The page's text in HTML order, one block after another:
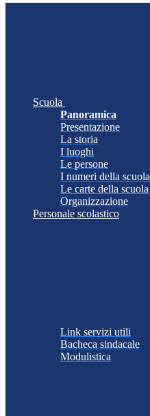
Scuola
Panoramica
Presentazione
La storia
I luoghi
Le persone
I numeri della scuola
Le carte della scuola
Organizzazione
Personale scolastico
Link servizi utili
Bacheca sindacale
Modulistica